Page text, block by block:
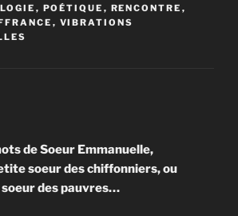
, POÉTIQUE , RENCONTRE ,
, VIBRATIONS
de Soeur Emmanuelle,
soeur des chiffonniers, ou
des pauvres…